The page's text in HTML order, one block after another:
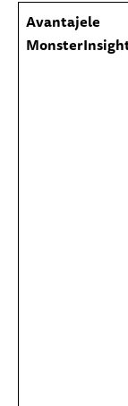
Avantajele